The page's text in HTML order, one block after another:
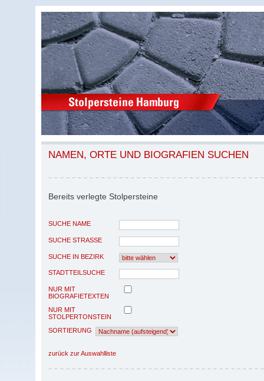
NAMEN, ORTE UND BIOGRAFIEN SUCHEN
Bereits verlegte Stolpersteine
SUCHE NAME
SUCHE STRASSE
SUCHE IN BEZIRK
STADTTEILSUCHE
NUR MIT
BIOGRAFIETEXTEN
NUR MIT
STOLPERTONSTEIN
SORTIERUNG
zurück zur Auswahlliste